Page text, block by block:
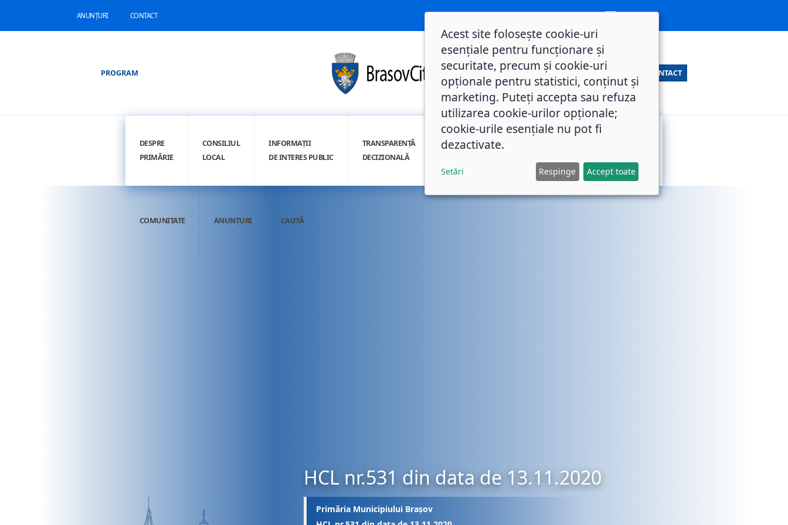
ANUNȚURI CONTACT
PROGRAM CONTACT
DESPRE
PRIMĂRIE
CONSILIUL
LOCAL
INFORMAȚII
DE INTERES PUBLIC
TRANSPARENȚĂ
DECIZIONALĂ
INTEGRITATE
COMUNITATE ANUNȚURI CAUTĂ
HCL nr.531 din data de 13.11.2020
Primăria Municipiului Brașov
Acest site folosește cookie-uri
esențiale pentru funcționare și
securitate, precum și cookie-uri
opționale pentru statistici, conținut și
marketing. Puteți accepta sau refuza
utilizarea cookie-urilor opționale;
cookie-urile esențiale nu pot fi
dezactivate.
Setări Respinge Accept toate